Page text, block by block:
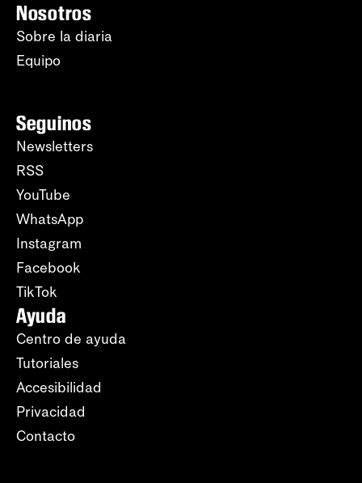
Nosotros
Sobre la diaria
Equipo
Seguinos
Newsletters
RSS
YouTube
WhatsApp
Instagram
Facebook
TikTok
Ayuda
Centro de ayuda
Tutoriales
Accesibilidad
Privacidad
Contacto